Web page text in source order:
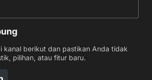
kanal berikut dan pastikan Anda tidak
pilihan, atau fitur baru.